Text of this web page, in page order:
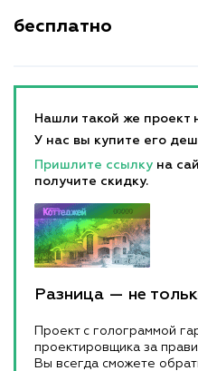
бесплатно
Нашли такой же проект
У нас вы купите его
Пришлите ссылку на
получите скидку.
Разница — не
Проект с голограммой
проектировщика за
Вы всегда сможете